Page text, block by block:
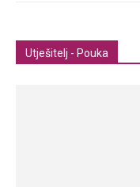
Utješitelj - Pouka